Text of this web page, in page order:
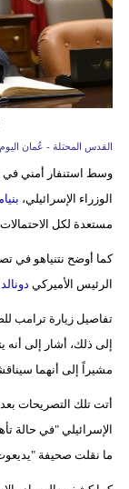
القدس المحتلة - عُمان اليوم
وسط استنفار أمني في
الوزراء الإسرائيلي،
مستعدة لكل
كما أوضح نتنياهو في
الرئيس الأميركي
تفاصيل زيارة ترامب
إلى ذلك، أشار إلى
مشيراً إلى أنهما
أتت تلك التصريحات
الإسرائيلي "في حالة
ما نقلت صحيفة